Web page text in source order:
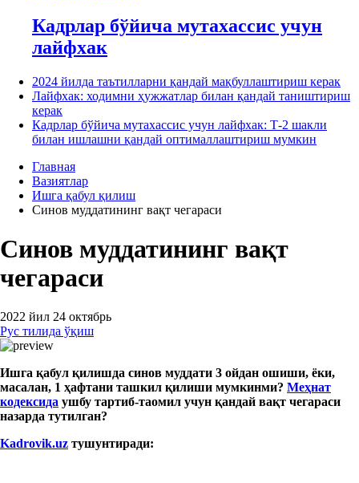
Кадрлар бўйича мутахассис учун
лайфхак
2024 йилда таътилларни қандай мақбуллаштириш керак
Лайфхак: ходимни ҳужжатлар билан қандай таништириш
керак
Кадрлар бўйича мутахассис учун лайфхак: Т-2 шакли
билан ишлашни қандай оптималлаштириш мумкин
Главная
Вазиятлар
Ишга қабул қилиш
Синов муддатининг вақт чегараси
Синов муддатининг вақт
чегараси
2022 йил 24 октябрь
Рус тилида ўқиш
Ишга қабул қилишда синов муддати 3 ойдан ошиши, ёки,
масалан, 1 ҳафтани ташкил қилиши мумкинми? Меҳнат
кодексида ушбу тартиб-таомил учун қандай вақт чегараси
назарда тутилган?
Kadrovik.uz тушунтиради: